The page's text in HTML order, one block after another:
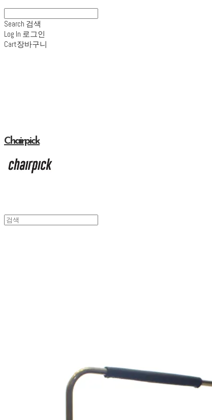
Search 검색
Log In 로그인
Cart장바구니
Chairpick